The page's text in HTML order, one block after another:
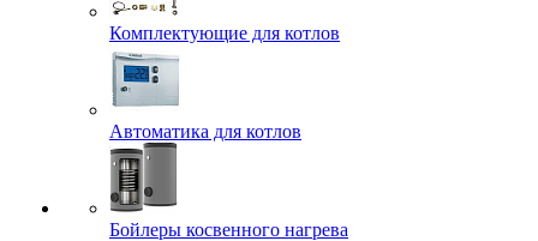
Комплектующие для котлов
Автоматика для котлов
Бойлеры косвенного нагрева